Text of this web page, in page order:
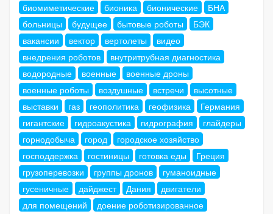
биомиметические
бионика бионические
БНА
больницы
будущее бытовые роботы
БЭК
вакансии
вектор вертолеты
видео
внедрения роботов
внутритрубная диагностика
водородные
военные
военные дроны
военные роботы
воздушные встречи
высотные
выставки
газ геополитика геофизика
Германия
гигантские
гидроакустика гидрография
глайдеры
горнодобыча
город
городское хозяйство
господдержка
гостиницы готовка еды
Греция
грузоперевозки
группы дронов
гуманоидные
гусеничные
дайджест Дания
двигатели
для помещений
доение роботизированное